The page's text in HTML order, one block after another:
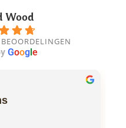
Wood
Googl e